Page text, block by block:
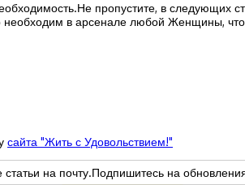
пропустите, в следующих
необходим в арсенале любой Женщины,
сайта "Жить с Удовольствием!"
на почту.Подпишитесь на